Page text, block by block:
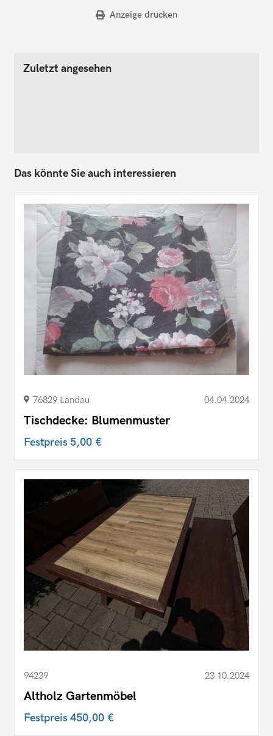
Anzeige drucken
Zuletzt angesehen
Das könnte Sie auch interessieren
76829 Landau 04.04.2024
Tischdecke: Blumenmuster
Festpreis5,00 €
94239 23.10.2024
Altholz Gartenmöbel
Festpreis450,00 €